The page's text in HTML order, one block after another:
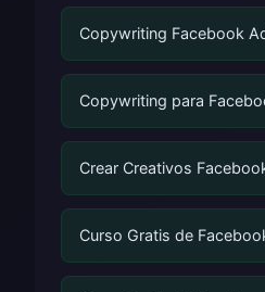
Copywriting Facebook
Copywriting para
Crear Creativos
Curso Gratis de